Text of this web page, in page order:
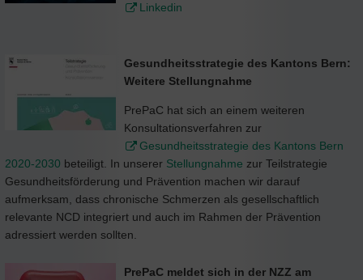
Linkedin
Gesundheitsstrategie des Kantons Bern:
Weitere Stellungnahme
PrePaC hat sich an einem weiteren
Konsultationsverfahren zur
Gesundheitsstrategie des Kantons Bern
2020-2030 beteiligt. In unserer Stellungnahme zur Teilstrategie
Gesundheitsförderung und Prävention machen wir darauf
aufmerksam, dass chronische Schmerzen als gesellschaftlich
relevante NCD integriert und auch im Rahmen der Prävention
adressiert werden sollten.
PrePaC meldet sich in der NZZ am